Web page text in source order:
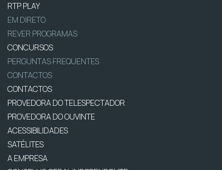
RTP PLAY
EM DIRETO
REVER PROGRAMAS
CONCURSOS
PERGUNTAS FREQUENTES
CONTACTOS
CONTACTOS
PROVEDORA DO TELESPECTADOR
PROVEDORA DO OUVINTE
ACESSIBILIDADES
SATÉLITES
A EMPRESA